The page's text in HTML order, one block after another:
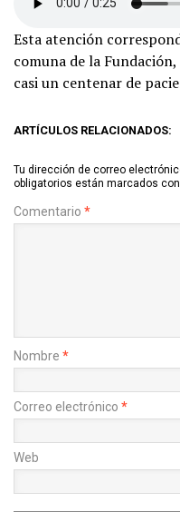
Esta atención
comuna de la
casi un centenar de
ARTÍCULOS RELACIONADOS:
Tu dirección de correo
obligatorios están marcados con
Comentario *
Nombre *
Correo electrónico *
Web